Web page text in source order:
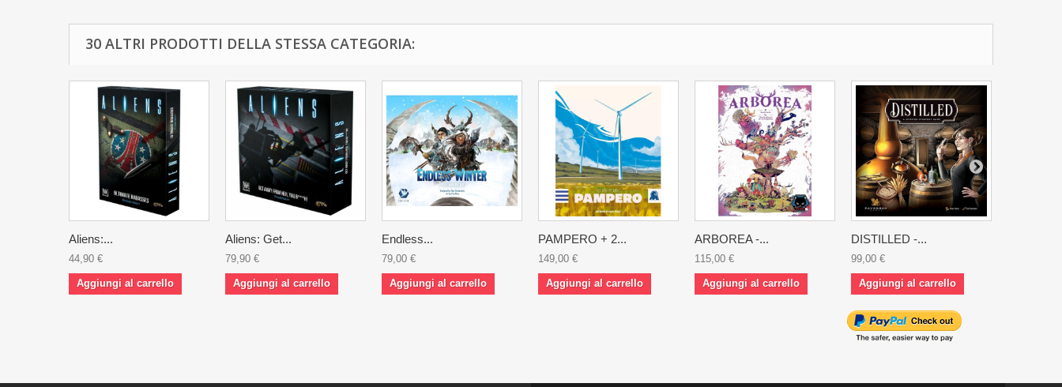
30 ALTRI PRODOTTI DELLA STESSA CATEGORIA:
Aliens:...
44,90 €
Aggiungi al carrello
Aliens: Get...
79,90 €
Aggiungi al carrello
Endless...
79,00 €
Aggiungi al carrello
PAMPERO + 2...
149,00 €
Aggiungi al carrello
ARBOREA -...
115,00 €
Aggiungi al carrello
DISTILLED -...
99,00 €
Aggiungi al carrello